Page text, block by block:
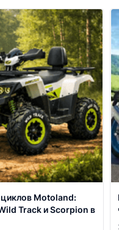
Motoland:
Track и Scorpion в